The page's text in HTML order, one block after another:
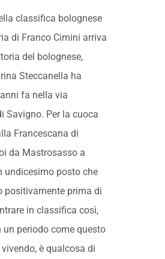
classifica bolognese
di Franco Cimini arriva
del bolognese,
Steccanella ha
fa nella via
Savigno. Per la cuoca
Francescana di
da Mastrosasso a
undicesimo posto che
positivamente prima di
in classifica così,
un periodo come questo
è qualcosa di